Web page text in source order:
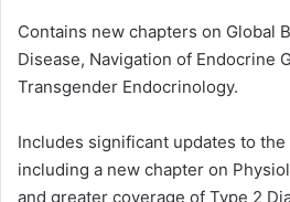
Contains new chapters on Global
Disease, Navigation of Endocrine
Transgender Endocrinology.
Includes significant updates to
including a new chapter on
and greater coverage of Type 2